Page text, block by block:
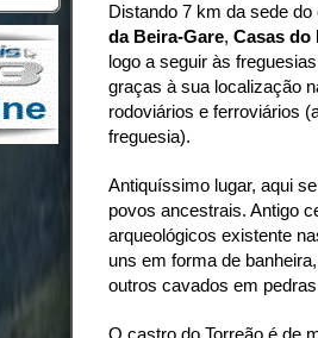
Distando 7 km da sede
da Beira-Gare, Casas do
logo a seguir às
graças à sua localização
rodoviários e ferroviários
freguesia).
Antiquíssimo lugar, aqui
povos ancestrais. Antigo
arqueológicos existente
uns em forma de
outros cavados em
O castro do Torreão é de